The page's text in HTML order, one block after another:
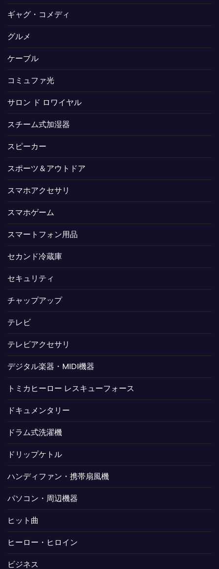
ギャグ・コメディ
グルメ
ケーブル
コミュファ光
サロン ド ロワイヤル
スチーム式加湿器
スピーカー
スポーツ＆アウトドア
スマホアクセサリ
スマホゲーム
スマートフォン用品
セカンド冷蔵庫
セキュリティ
チャップアップ
テレビ
テレビアクセサリ
デジタル楽器・MIDI機器
トミカヒーロー レスキューフォース
ドキュメンタリー
ドラム式洗濯機
ドリップケトル
ハンディファン・携帯扇風機
パソコン・周辺機器
ヒット曲
ヒーロー・ヒロイン
ビジネス